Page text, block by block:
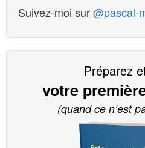
Suivez-moi sur@pascal-
Préparez
votre
(quand ce n’est